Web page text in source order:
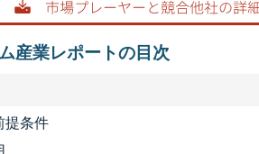
産業レポートの目次
提条件